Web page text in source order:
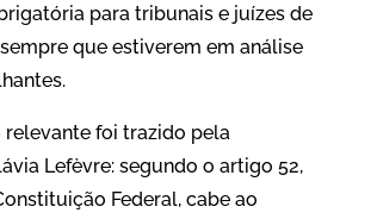
para tribunais e juízes de
que estiverem em análise
foi trazido pela
Lefèvre: segundo o artigo 52,
Federal, cabe ao